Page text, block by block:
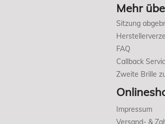
Mehr
Sitzung
FAQ
Callback
Zweite Brille
Impressum
Versand- &